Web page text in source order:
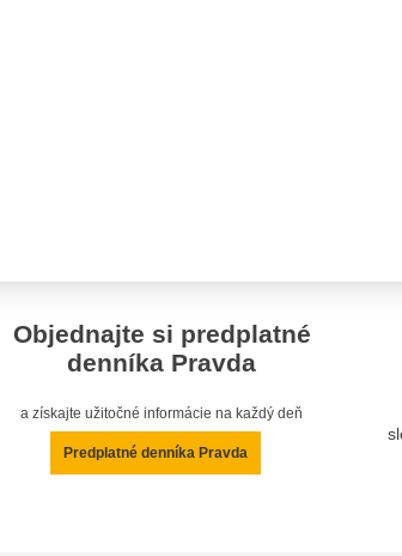
Objednajte si predplatné
denníka Pravda
a získajte užitočné informácie na každý deň
Predplatné denníka Pravda